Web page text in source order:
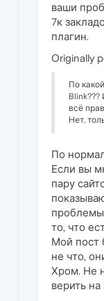
ваши
7к
плагин.
Originally
По
Blink???
всё
Нет,
По
Если вы
пару
то, что
Мой пост
не что,
Хром. Не
верить на